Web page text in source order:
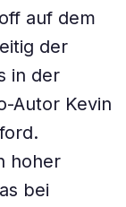
auf dem
der
in der
Autor Kevin
hoher
bei